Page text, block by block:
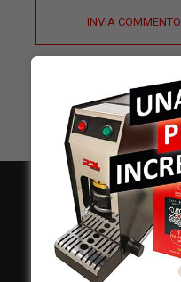
INVIA COMMENTO